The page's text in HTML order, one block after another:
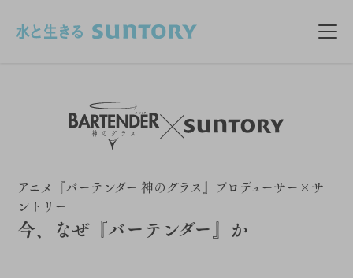
メニ
アニメ『バーテンダー 神のグラス』プロデューサー×サ
ントリー
今、なぜ『バーテンダー』か